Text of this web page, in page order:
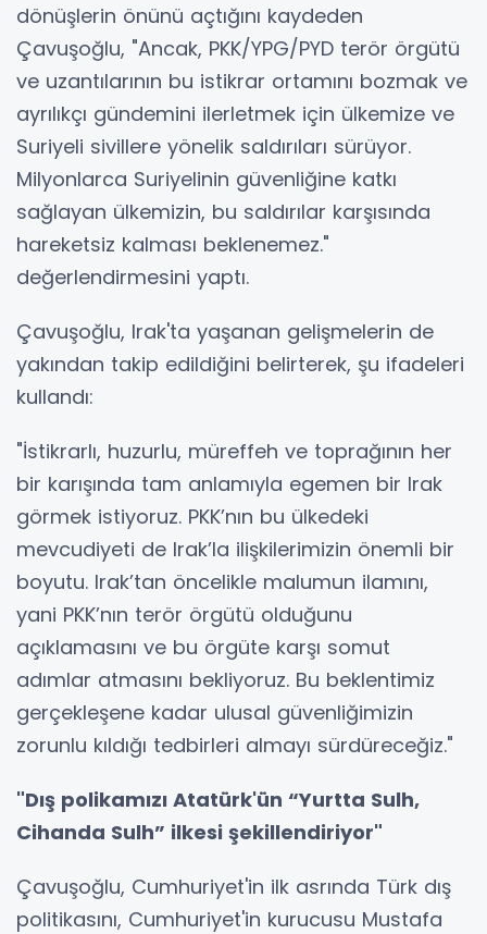
dönüşlerin önünü açtığını kaydeden
Çavuşoğlu, "Ancak, PKK/YPG/PYD terör örgütü
ve uzantılarının bu istikrar ortamını bozmak ve
ayrılıkçı gündemini ilerletmek için ülkemize ve
Suriyeli sivillere yönelik saldırıları sürüyor.
Milyonlarca Suriyelinin güvenliğine katkı
sağlayan ülkemizin, bu saldırılar karşısında
hareketsiz kalması beklenemez."
değerlendirmesini yaptı.
Çavuşoğlu, Irak'ta yaşanan gelişmelerin de
yakından takip edildiğini belirterek, şu ifadeleri
kullandı:
"İstikrarlı, huzurlu, müreffeh ve toprağının her
bir karışında tam anlamıyla egemen bir Irak
görmek istiyoruz. PKK’nın bu ülkedeki
mevcudiyeti de Irak’la ilişkilerimizin önemli bir
boyutu. Irak’tan öncelikle malumun ilamını,
yani PKK’nın terör örgütü olduğunu
açıklamasını ve bu örgüte karşı somut
adımlar atmasını bekliyoruz. Bu beklentimiz
gerçekleşene kadar ulusal güvenliğimizin
zorunlu kıldığı tedbirleri almayı sürdüreceğiz."
"Dış polikamızı Atatürk'ün “Yurtta Sulh,
Cihanda Sulh” ilkesi şekillendiriyor"
Çavuşoğlu, Cumhuriyet'in ilk asrında Türk dış
politikasını, Cumhuriyet'in kurucusu Mustafa